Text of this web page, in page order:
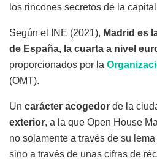
los rincones secretos de la
Según el INE (2021), Madrid es
de España, la cuarta a nivel
proporcionados por la
(OMT).
Un carácter acogedor de la
exterior, a la que Open House
no solamente a través de su
sino a través de unas cifras de